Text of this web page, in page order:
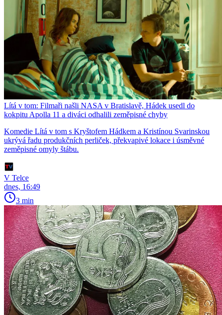
Lítá v tom: Filmaři našli NASA v Bratislavě, Hádek usedl do
kokpitu Apolla 11 a diváci odhalili zeměpisné chyby
Komedie Lítá v tom s Kryštofem Hádkem a Kristínou Svarinskou
ukrývá řadu produkčních perliček, překvapivé lokace i úsměvné
zeměpisné omyly štábu.
V Telce
dnes, 16:49
3 min